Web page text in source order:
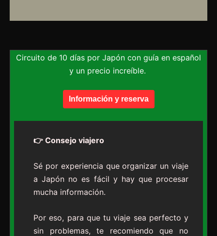
Circuito de 10 días por Japón con guía en español
y un precio increíble.
Información y reserva
👉 Consejo viajero
Sé por experiencia que organizar un viaje
a Japón no es fácil y hay que procesar
mucha información.
Por eso, para que tu viaje sea perfecto y
sin problemas, te recomiendo que no